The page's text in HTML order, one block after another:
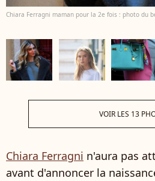
Chiara Ferragni maman pour la 2e fois : photo du
VOIR LES 13
Chiara Ferragni n'aura pas
avant d'annoncer la